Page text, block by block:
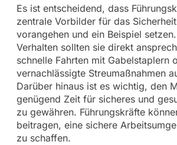
Es ist entscheidend, dass
zentrale Vorbilder für das
vorangehen und ein Beispiel
Verhalten sollten sie direkt
schnelle Fahrten mit Gabelstaplern
vernachlässigte Streumaßnahmen
Darüber hinaus ist es wichtig, den
genügend Zeit für sicheres und
zu gewähren. Führungskräfte
beitragen, eine sichere
zu schaffen.